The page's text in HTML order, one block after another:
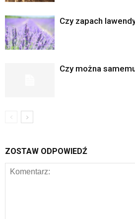
Czy zapach
Czy można
ZOSTAW ODPOWIEDŹ